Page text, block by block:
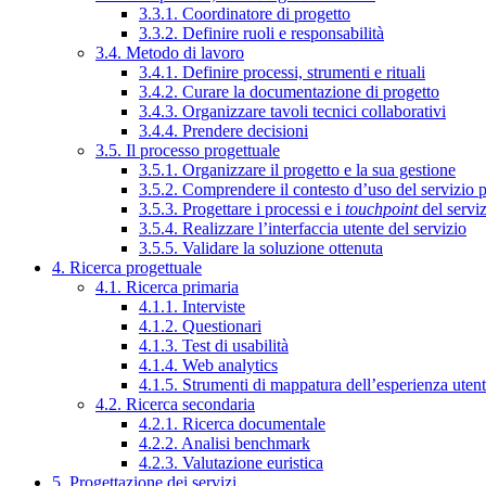
3.3.1. Coordinatore di progetto
3.3.2. Definire ruoli e responsabilità
3.4. Metodo di lavoro
3.4.1. Definire processi, strumenti e rituali
3.4.2. Curare la documentazione di progetto
3.4.3. Organizzare tavoli tecnici collaborativi
3.4.4. Prendere decisioni
3.5. Il processo progettuale
3.5.1. Organizzare il progetto e la sua gestione
3.5.2. Comprendere il contesto d’uso del servizio
3.5.3. Progettare i processi e i touchpointdel
3.5.4. Realizzare l’interfaccia utente del servizio
3.5.5. Validare la soluzione ottenuta
4. Ricerca progettuale
4.1. Ricerca primaria
4.1.1. Interviste
4.1.2. Questionari
4.1.3. Test di usabilità
4.1.4. Web analytics
4.1.5. Strumenti di mappatura dell’esperienza
4.2. Ricerca secondaria
4.2.1. Ricerca documentale
4.2.2. Analisi benchmark
4.2.3. Valutazione euristica
5. Progettazione dei servizi